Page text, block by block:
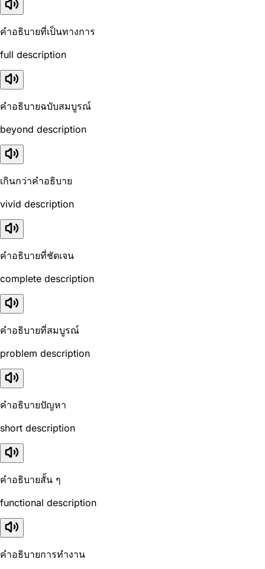
คำอธิบายที่เป็นทางการ
full description
คำอธิบายฉบับสมบูรณ์
beyond description
เกินกว่าคำอธิบาย
vivid description
คำอธิบายที่ชัดเจน
complete description
คำอธิบายที่สมบูรณ์
problem description
คำอธิบายปัญหา
short description
คำอธิบายสั้น ๆ
functional description
คำอธิบายการทำงาน